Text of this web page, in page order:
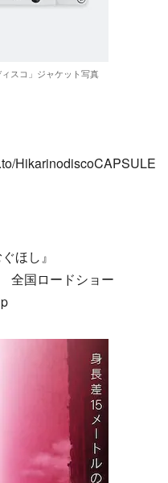
スコ」ジャケット写真
HikarinodiscoCAPSULE
ほし』
全国ロードショー